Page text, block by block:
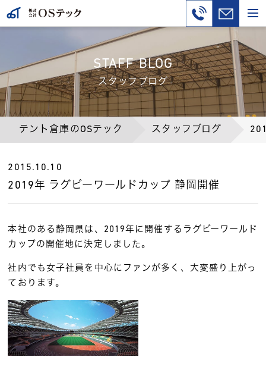
STAFF BLOG
スタッフブログ
テント倉庫のOSテック スタッフブログ
2015.10.10
2019年 ラグビーワールドカップ 静岡開催
本社のある静岡県は、2019年に開催するラグビーワールド
カップの開催地に決定しました。
社内でも女子社員を中心にファンが多く、大変盛り上がっ
ております。